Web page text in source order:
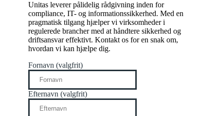
Unitas leverer pålidelig rådgivning inden for
compliance, IT- og informationssikkerhed. Med en
pragmatisk tilgang hjælper vi virksomheder i
regulerede brancher med at håndtere sikkerhed og
driftsansvar effektivt. Kontakt os for en snak om,
hvordan vi kan hjælpe dig.
Fornavn (valgfrit)
Efternavn (valgfrit)